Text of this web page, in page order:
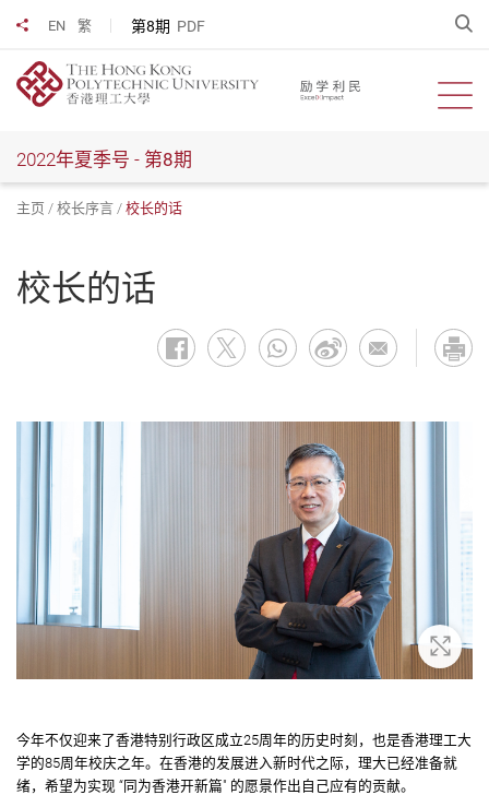
EN 繁 第8期 PDF
分享到
开
2022年夏季号 - 第8期
主页 校长序言 校长的话
校长的话
放大
今年不仅迎来了香港特别行政区成立25周年的历史时刻，也是香港理工大
学的85周年校庆之年。在香港的发展进入新时代之际，理大已经准备就
绪，希望为实现 “同为香港开新篇" 的愿景作出自己应有的贡献。